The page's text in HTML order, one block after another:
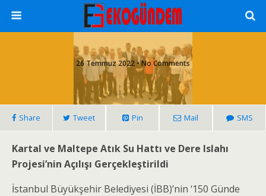
26 Temmuz 2022 • No Comments
Share Tweet Pin Mail SMS
Kartal ve Maltepe Atık Su Hattı ve Dere Islahı
Projesi’nin Açılışı Gerçekleştirildi
İstanbul Büyükşehir Belediyesi (İBB)’nin ‘150 Günde